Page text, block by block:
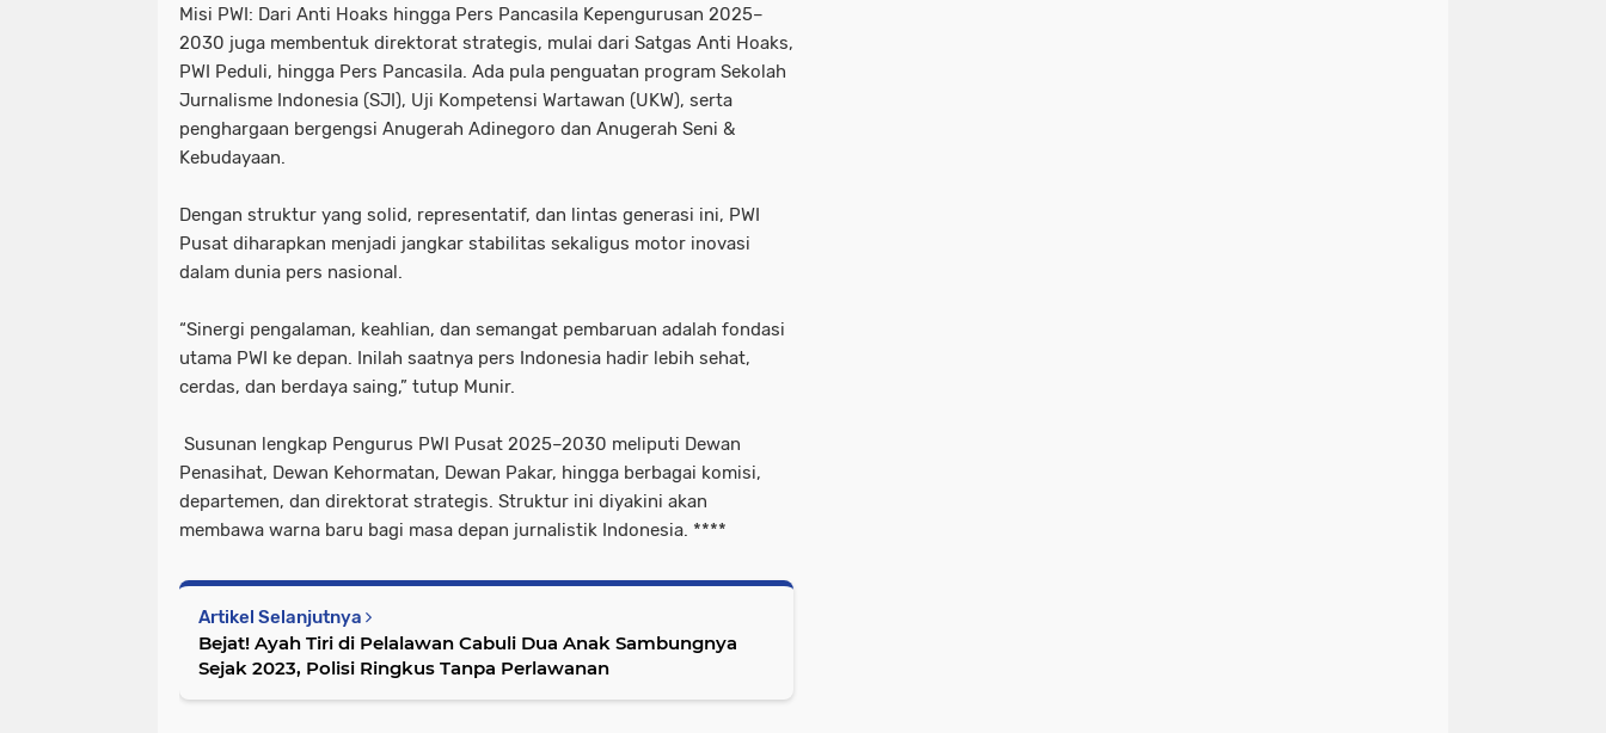
Misi PWI: Dari Anti Hoaks hingga Pers Pancasila Kepengurusan 2025–
2030 juga membentuk direktorat strategis, mulai dari Satgas Anti Hoaks,
PWI Peduli, hingga Pers Pancasila. Ada pula penguatan program Sekolah
Jurnalisme Indonesia (SJI), Uji Kompetensi Wartawan (UKW), serta
penghargaan bergengsi Anugerah Adinegoro dan Anugerah Seni &
Kebudayaan.
Dengan struktur yang solid, representatif, dan lintas generasi ini, PWI
Pusat diharapkan menjadi jangkar stabilitas sekaligus motor inovasi
dalam dunia pers nasional.
“Sinergi pengalaman, keahlian, dan semangat pembaruan adalah fondasi
utama PWI ke depan. Inilah saatnya pers Indonesia hadir lebih sehat,
cerdas, dan berdaya saing,” tutup Munir.
Susunan lengkap Pengurus PWI Pusat 2025–2030 meliputi Dewan
Penasihat, Dewan Kehormatan, Dewan Pakar, hingga berbagai komisi,
departemen, dan direktorat strategis. Struktur ini diyakini akan
membawa warna baru bagi masa depan jurnalistik Indonesia. ****
Artikel Selanjutnya
Bejat! Ayah Tiri di Pelalawan Cabuli Dua Anak Sambungnya
Sejak 2023, Polisi Ringkus Tanpa Perlawanan